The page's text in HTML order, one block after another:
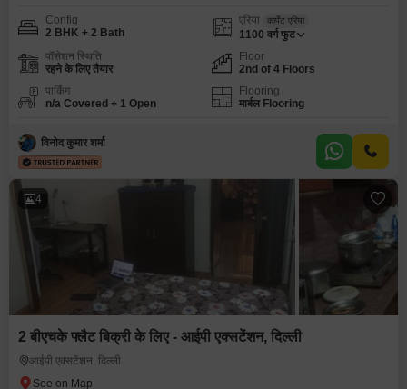
Config
2 BHK + 2 Bath
एरिया कार्पेट एरिया
1100 वर्ग फुट
पॉसेशन स्थिति
रहने के लिए तैयार
Floor
2nd of 4 Floors
पार्किंग
n/a Covered + 1 Open
Flooring
मार्बल Flooring
विनोद कुमार शर्मा
4
2 बीएचके फ्लैट बिक्री के लिए - आईपी एक्सटेंशन, दिल्ली
आईपी एक्सटेंशन, दिल्ली